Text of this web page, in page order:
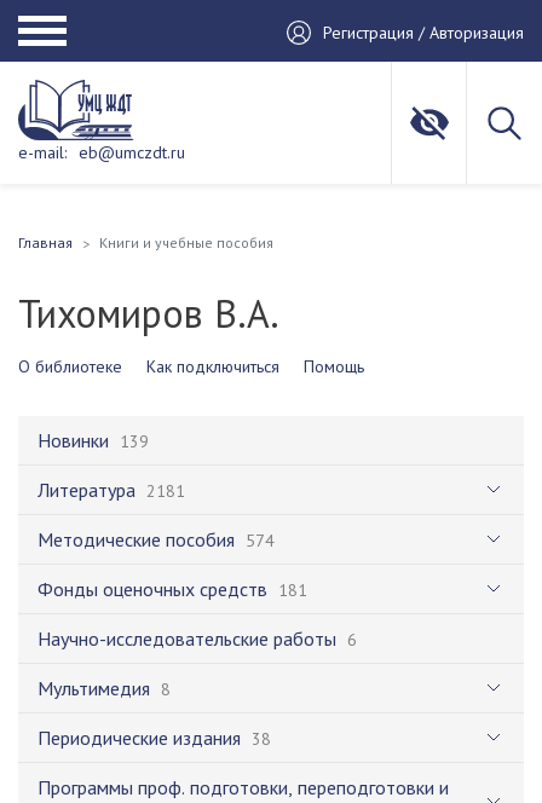
Регистрация / Авторизация
e-mail: eb@umczdt.ru
Главная Книги и учебные пособия
Тихомиров В.А.
О библиотеке Как подключиться Помощь
Новинки 139
Литература 2181
Методические пособия 574
Фонды оценочных средств 181
Научно-исследовательские работы 6
Мультимедия 8
Периодические издания 38
Программы проф. подготовки, переподготовки и